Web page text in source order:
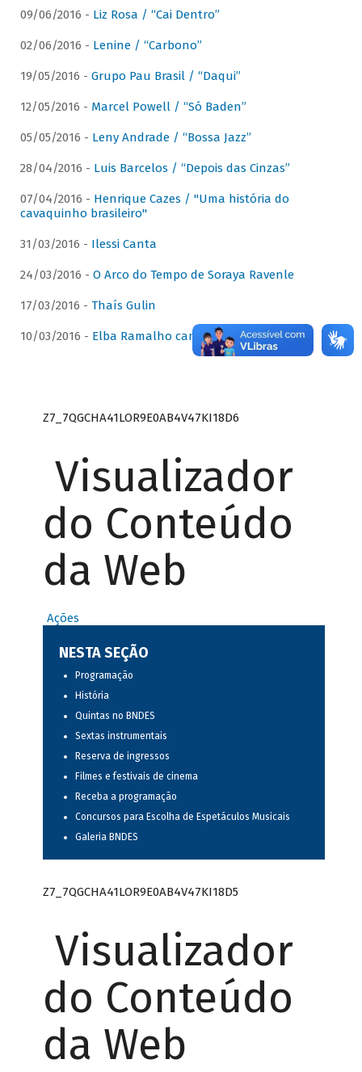
09/06/2016 - Liz Rosa / “Cai Dentro”
02/06/2016 - Lenine / “Carbono”
19/05/2016 - Grupo Pau Brasil / “Daqui”
12/05/2016 - Marcel Powell / “Só Baden”
05/05/2016 - Leny Andrade / “Bossa Jazz”
28/04/2016 - Luis Barcelos / “Depois das Cinzas”
07/04/2016 - Henrique Cazes / "Uma história do
cavaquinho brasileiro"
31/03/2016 - Ilessi Canta
24/03/2016 - O Arco do Tempo de Soraya Ravenle
17/03/2016 - Thaís Gulin
10/03/2016 - Elba Ramalho canta Dominguinhos
Z7_7QGCHA41LOR9E0AB4V47KI18D6
Visualizador
do Conteúdo
da Web
Ações
NESTA SEÇÃO
Programação
História
Quintas no BNDES
Sextas instrumentais
Reserva de ingressos
Filmes e festivais de cinema
Receba a programação
Concursos para Escolha de Espetáculos Musicais
Galeria BNDES
Z7_7QGCHA41LOR9E0AB4V47KI18D5
Visualizador
do Conteúdo
da Web